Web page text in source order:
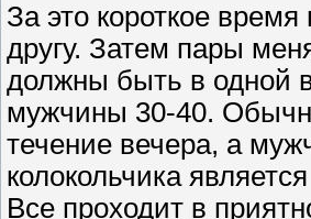
За это короткое
другу. Затем пары
должны быть в одной
мужчины 30-40.
течение вечера, а
колокольчика
Все проходит в